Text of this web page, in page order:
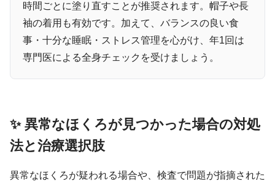
時間ごとに塗り直すことが推奨されます。帽子や長
袖の着用も有効です。加えて、バランスの良い食
事・十分な睡眠・ストレス管理を心がけ、年1回は
専門医による全身チェックを受けましょう。
✨ 異常なほくろが見つかった場合の対処
法と治療選択肢
異常なほくろが疑われる場合や、検査で問題が指摘された